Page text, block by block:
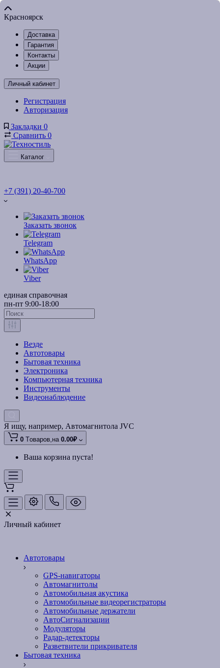
Красноярск
Доставка
Гарантия
Контакты
Акции
Личный кабинет
Регистрация
Авторизация
Закладки 0
Сравнить 0
Каталог
+7 (391) 20-40-700
Заказать звонок
Telegram
WhatsApp
Viber
единая справочная
пн-пт 9:00-18:00
Везде
Автотовары
Бытовая техника
Электроника
Компьютерная техника
Инструменты
Видеонаблюдение
Я ищу, например, Автомагнитола JVC
0 Tоваров,на 0.00₽
Ваша корзина пуста!
Личный кабинет
Автотовары
GPS-навигаторы
Автомагнитолы
Автомобильная акустика
Автомобильные видеорегистраторы
Автомобильные держатели
АвтоСигнализации
Модуляторы
Радар-детекторы
Разветвители прикривателя
Бытовая техника